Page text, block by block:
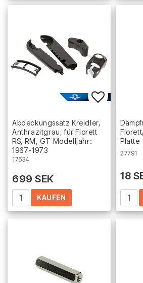
Add to
Abdeckungssatz Kreidler,
Anthrazitgrau, für Florett
RS, RM, GT Modelljahr:
1967-1973
17634
699 SEK
KAUFEN
Platte
27791
18